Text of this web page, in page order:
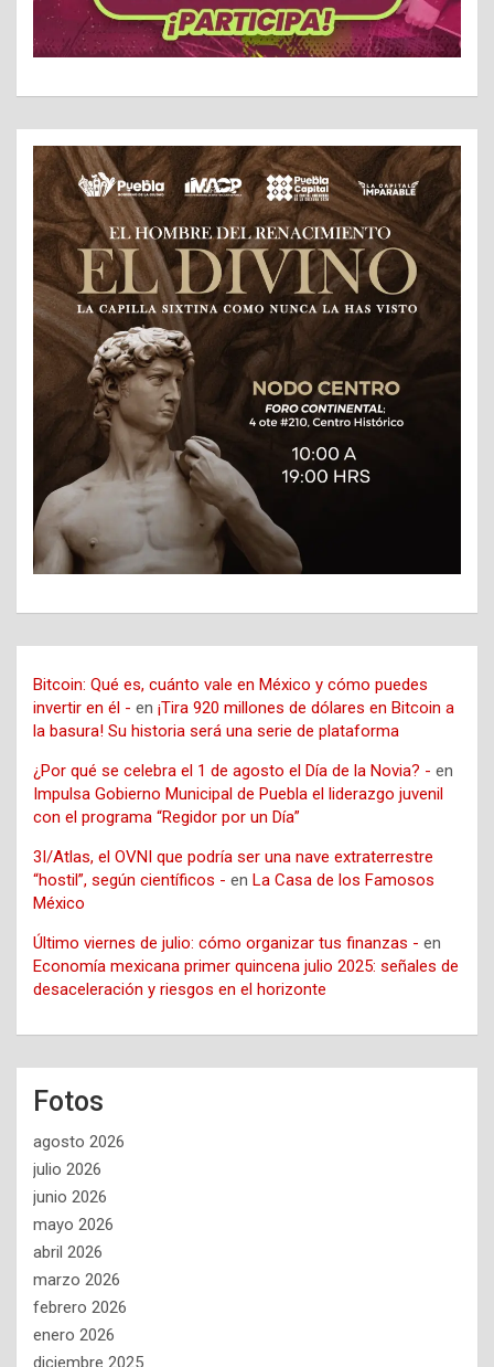
Bitcoin: Qué es, cuánto vale en México y cómo puedes
invertir en él - en ¡Tira 920 millones de dólares en Bitcoin a
la basura! Su historia será una serie de plataforma
¿Por qué se celebra el 1 de agosto el Día de la Novia? - en
Impulsa Gobierno Municipal de Puebla el liderazgo juvenil
con el programa “Regidor por un Día”
3I/Atlas, el OVNI que podría ser una nave extraterrestre
“hostil”, según científicos - en La Casa de los Famosos
México
Último viernes de julio: cómo organizar tus finanzas - en
Economía mexicana primer quincena julio 2025: señales de
desaceleración y riesgos en el horizonte
Fotos
agosto 2026
julio 2026
junio 2026
mayo 2026
abril 2026
marzo 2026
febrero 2026
enero 2026
diciembre 2025